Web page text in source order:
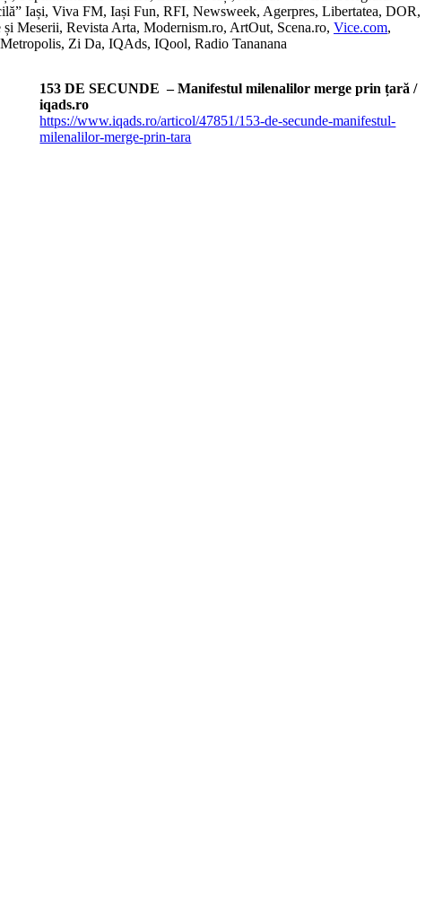
Iași, Viva FM, Iași Fun, RFI, Newsweek, Agerpres, Libertatea, DOR,
Meserii, Revista Arta, Modernism.ro, ArtOut, Scena.ro, Vice.com,
Zi Da, IQAds, IQool, Radio Tananana
153 DE SECUNDE – Manifestul milenalilor merge prin țară /
iqads.ro
https://www.iqads.ro/articol/47851/153-de-secunde-manifestul-
milenalilor-merge-prin-tara